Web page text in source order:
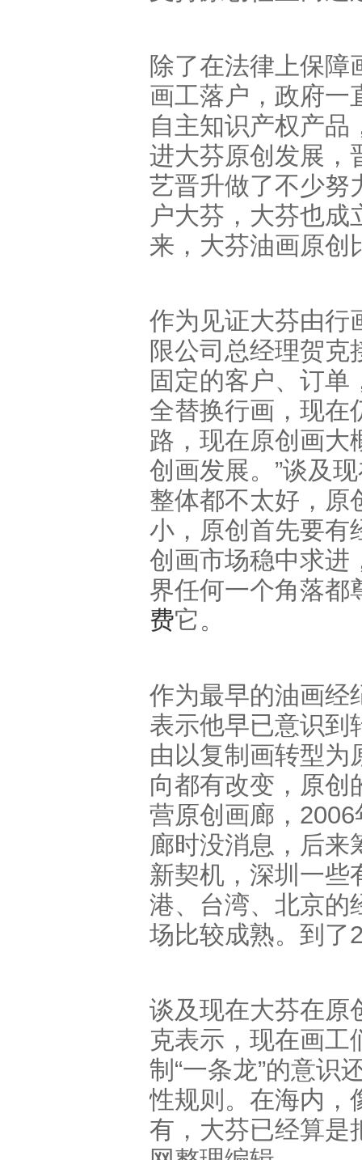
除了在法律上保障
画工落户，政府一
自主知识产权产品
进大芬原创发展，
艺晋升做了不少努
户大芬，大芬也
来，大芬油画原创
作为见证大芬由行
限公司总经理贺克
固定的客户、订单
全替换行画，现在
路，现在原创画大
创画发展。”谈及
整体都不太好，原
小，原创首先要有
创画市场稳中求进
界任何一个角落都
费它。
作为最早的油画经
表示他早已意识到
由以复制画转型为
向都有改变，原创
营原创画廊，
廊时没消息，后来
新契机，深圳一些
港、台湾、北京的
场比较成熟。到了
谈及现在大芬在原
克表示，现在画工
制“一条龙”的意识
性规则。在海内，
有，大芬已经算是